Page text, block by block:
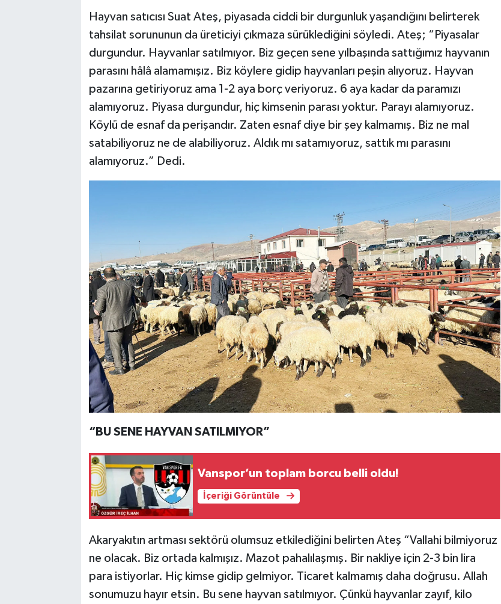
Hayvan satıcısı Suat Ateş, piyasada ciddi bir durgunluk yaşandığını belirterek
tahsilat sorununun da üreticiyi çıkmaza sürüklediğini söyledi. Ateş; “Piyasalar
durgundur. Hayvanlar satılmıyor. Biz geçen sene yılbaşında sattığımız hayvanın
parasını hâlâ alamamışız. Biz köylere gidip hayvanları peşin alıyoruz. Hayvan
pazarına getiriyoruz ama 1-2 aya borç veriyoruz. 6 aya kadar da paramızı
alamıyoruz. Piyasa durgundur, hiç kimsenin parası yoktur. Parayı alamıyoruz.
Köylü de esnaf da perişandır. Zaten esnaf diye bir şey kalmamış. Biz ne mal
satabiliyoruz ne de alabiliyoruz. Aldık mı satamıyoruz, sattık mı parasını
alamıyoruz.” Dedi.
“BU SENE HAYVAN SATILMIYOR”
Vanspor’un toplam borcu belli oldu!
İçeriği Görüntüle
Akaryakıtın artması sektörü olumsuz etkilediğini belirten Ateş “Vallahi bilmiyoruz
ne olacak. Biz ortada kalmışız. Mazot pahalılaşmış. Bir nakliye için 2-3 bin lira
para istiyorlar. Hiç kimse gidip gelmiyor. Ticaret kalmamış daha doğrusu. Allah
sonumuzu hayır etsin. Bu sene hayvan satılmıyor. Çünkü hayvanlar zayıf, kilo